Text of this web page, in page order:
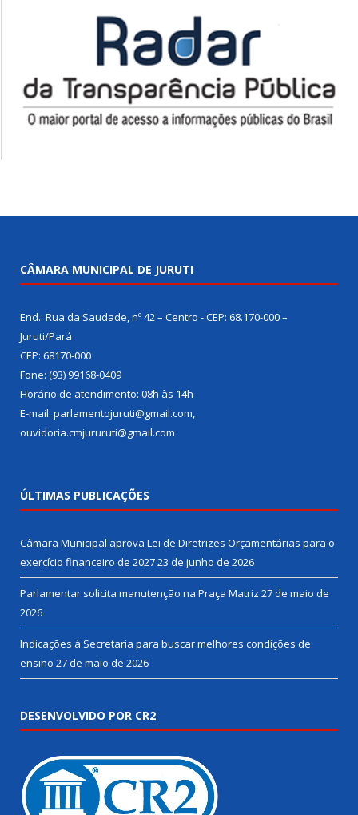
CÂMARA MUNICIPAL DE JURUTI
End.: Rua da Saudade, nº 42 – Centro - CEP: 68.170-000 –
Juruti/Pará
CEP: 68170-000
Fone: (93) 99168-0409
Horário de atendimento: 08h às 14h
E-mail: parlamentojuruti@gmail.com,
ouvidoria.cmjururuti@gmail.com
ÚLTIMAS PUBLICAÇÕES
Câmara Municipal aprova Lei de Diretrizes Orçamentárias para o
exercício financeiro de 202723 de junho de 2026
Parlamentar solicita manutenção na Praça Matriz 27 de maio de
2026
Indicações à Secretaria para buscar melhores condições de
ensino 27 de maio de 2026
DESENVOLVIDO POR CR2